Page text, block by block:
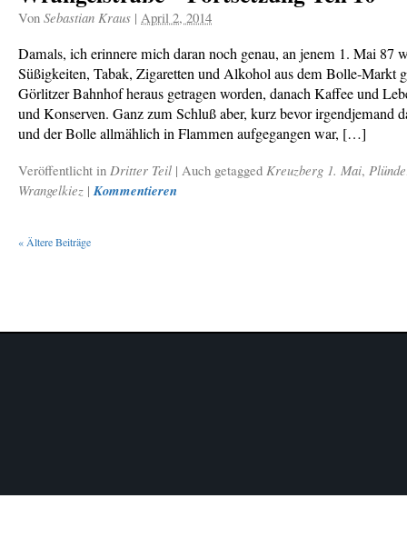
Von Sebastian Kraus | April 2, 2014
Damals, ich erinnere mich daran noch genau, an jenem 1. Mai 87
Süßigkeiten, Tabak, Zigaretten und Alkohol aus dem Bolle-Markt
Görlitzer Bahnhof heraus getragen worden, danach Kaffee und
und Konserven. Ganz zum Schluß aber, kurz bevor irgendjemand
und der Bolle allmählich in Flammen aufgegangen war, […]
Veröffentlicht in Dritter Teil | Auch getagged Kreuzberg 1. Mai,
Wrangelkiez | Kommentieren
« Ältere Beiträge